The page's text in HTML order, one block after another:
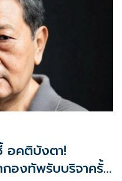
อคติบังตา!
องทัพรับบริจาครั้ว